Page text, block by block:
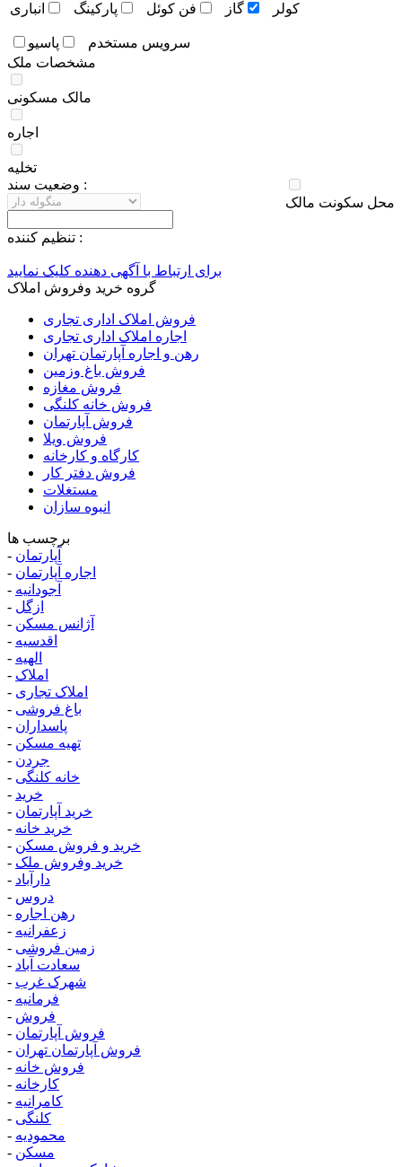
کولر
گاز فن کوئل پارکينگ انباری
سرويس مستخدم
پاسيو
مشخصات ملک
مالک مسکونی
اجاره
تخلیه
محل سکونت مالک
وضعيت سند :
تنظيم کننده :
برای ارتباط با آگهی دهنده کلیک نمایید
گروه خرید وفروش املاک
فروش املاک اداری تجاری
اجاره املاک اداری تجاری
رهن و اجاره آپارتمان تهران
فروش باغ وزمین
فروش مغازه
فروش خانه کلنگی
فروش آپارتمان
فروش ویلا
کارگاه و کارخانه
فروش دفتر کار
مستغلات
انبوه سازان
برچسب ها
- آپارتمان
- اجاره آپارتمان
- آجودانیه
- ازگل
- آژانس مسکن
- اقدسیه
- الهیه
- املاک
- املاک تجاری
- باغ فروشی
- پاسداران
- تهیه مسکن
- جردن
- خانه کلنگی
- خرید
- خرید آپارتمان
- خرید خانه
- خرید و فروش مسکن
- خرید وفروش ملک
- دارآباد
- دروس
- رهن اجاره
- زعفرانیه
- زمین فروشی
- سعادت آباد
- شهرک غرب
- فرمانیه
- فروش
- فروش آپارتمان
- فروش آپارتمان تهران
- فروش خانه
- کارخانه
- کامرانیه
- کلنگی
- محمودیه
- مسکن